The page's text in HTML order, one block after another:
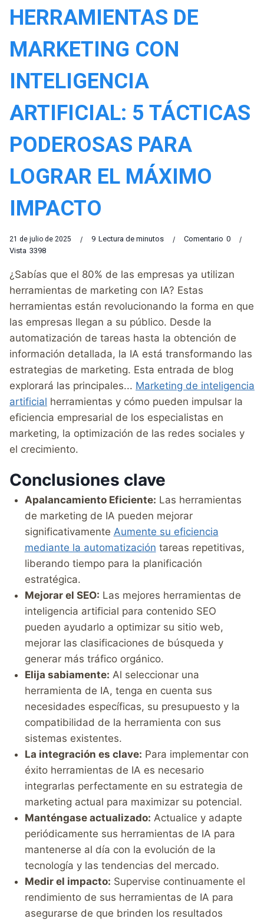
HERRAMIENTAS DE
MARKETING CON
INTELIGENCIA
ARTIFICIAL: 5 TÁCTICAS
PODEROSAS PARA
LOGRAR EL MÁXIMO
IMPACTO
21 de julio de 2025 9 Lectura de minutos 0
Comentario
3398
Vista
¿Sabías que el 80% de las empresas ya utilizan
herramientas de marketing con IA? Estas
herramientas están revolucionando la forma en que
las empresas llegan a su público. Desde la
automatización de tareas hasta la obtención de
información detallada, la IA está transformando las
estrategias de marketing. Esta entrada de blog
explorará las principales... Marketing de inteligencia
artificial herramientas y cómo pueden impulsar la
eficiencia empresarial de los especialistas en
marketing, la optimización de las redes sociales y
el crecimiento.
Conclusiones clave
Apalancamiento Eficiente: Las herramientas
de marketing de IA pueden mejorar
significativamente Aumente su eficiencia
mediante la automatización tareas repetitivas,
liberando tiempo para la planificación
estratégica.
Mejorar el SEO: Las mejores herramientas de
inteligencia artificial para contenido SEO
pueden ayudarlo a optimizar su sitio web,
mejorar las clasificaciones de búsqueda y
generar más tráfico orgánico.
Elija sabiamente: Al seleccionar una
herramienta de IA, tenga en cuenta sus
necesidades específicas, su presupuesto y la
compatibilidad de la herramienta con sus
sistemas existentes.
La integración es clave: Para implementar con
éxito herramientas de IA es necesario
integrarlas perfectamente en su estrategia de
marketing actual para maximizar su potencial.
Manténgase actualizado: Actualice y adapte
periódicamente sus herramientas de IA para
mantenerse al día con la evolución de la
tecnología y las tendencias del mercado.
Medir el impacto: Supervise continuamente el
rendimiento de sus herramientas de IA para
asegurarse de que brinden los resultados